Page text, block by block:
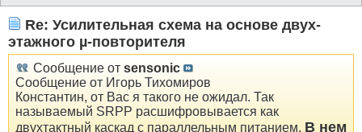
Re: Усилительная схема на основе двух-
этажного µ-повторителя
Сообщение от sensonic
Сообщение от Игорь Тихомиров
Константин, от Вас я такого не ожидал. Так
называемый SRPP расшифровывается как
двухтактный каскад с параллельным питанием. В нем